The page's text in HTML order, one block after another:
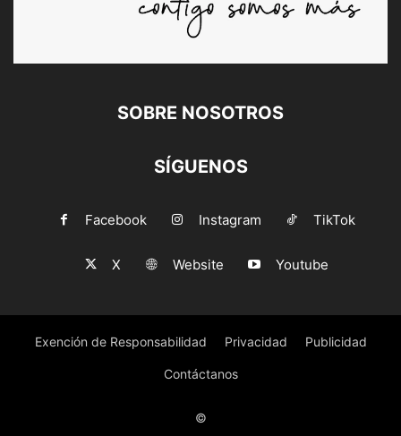
SOBRE NOSOTROS
SÍGUENOS
Facebook Instagram TikTok
X Website Youtube
Exención de Responsabilidad Privacidad Publicidad
Contáctanos
©